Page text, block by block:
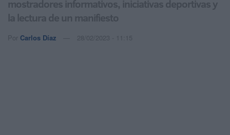
mostradores informativos, iniciativas deportivas y
la lectura de un manifiesto
Por Carlos Díaz 28/02/2023 - 11:15